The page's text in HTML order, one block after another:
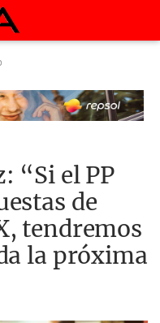
“Si el PP
de
tendremos
la próxima